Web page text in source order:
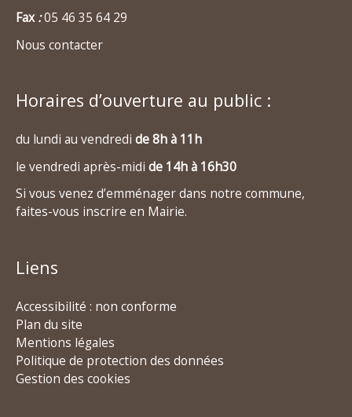
Fax:05 46 35 64 29
Nous contacter
Horaires d’ouverture au public :
du lundi au vendredi de 8h à 11h
le vendredi après-midi de 14h à 16h30
Si vous venez d’emménager dans notre commune,
faites-vous inscrire en Mairie.
Liens
Accessibilité : non conforme
Plan du site
Mentions légales
Politique de protection des données
Gestion des cookies